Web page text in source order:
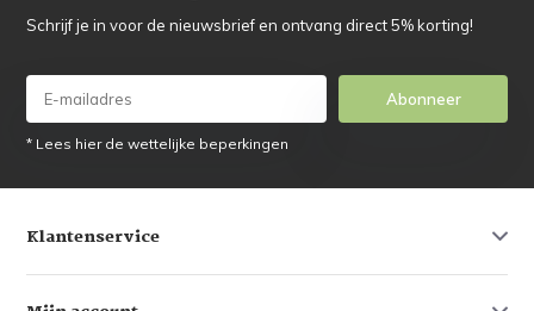
Schrijf je in voor de nieuwsbrief en ontvang direct 5% korting!
Abonneer
* Lees hier de wettelijke beperkingen
Klantenservice